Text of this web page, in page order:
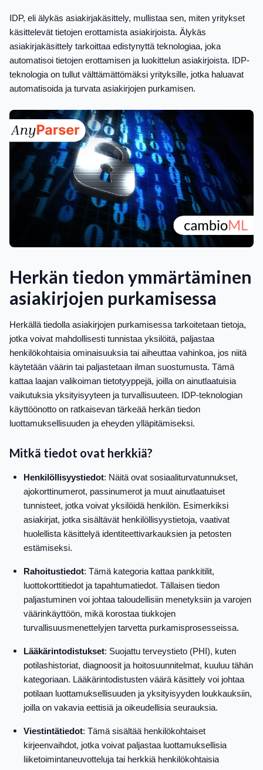
IDP, eli älykäs asiakirjakäsittely, mullistaa sen, miten yritykset
käsittelevät tietojen erottamista asiakirjoista. Älykäs
asiakirjakäsittely tarkoittaa edistynyttä teknologiaa, joka
automatisoi tietojen erottamisen ja luokittelun asiakirjoista. IDP-
teknologia on tullut välttämättömäksi yrityksille, jotka haluavat
automatisoida ja turvata asiakirjojen purkamisen.
Herkän tiedon ymmärtäminen
asiakirjojen purkamisessa
Herkällä tiedolla asiakirjojen purkamisessa tarkoitetaan tietoja,
jotka voivat mahdollisesti tunnistaa yksilöitä, paljastaa
henkilökohtaisia ominaisuuksia tai aiheuttaa vahinkoa, jos niitä
käytetään väärin tai paljastetaan ilman suostumusta. Tämä
kattaa laajan valikoiman tietotyyppejä, joilla on ainutlaatuisia
vaikutuksia yksityisyyteen ja turvallisuuteen. IDP-teknologian
käyttöönotto on ratkaisevan tärkeää herkän tiedon
luottamuksellisuuden ja eheyden ylläpitämiseksi.
Mitkä tiedot ovat herkkiä?
Henkilöllisyystiedot: Näitä ovat sosiaaliturvatunnukset,
ajokorttinumerot, passinumerot ja muut ainutlaatuiset
tunnisteet, jotka voivat yksilöidä henkilön. Esimerkiksi
asiakirjat, jotka sisältävät henkilöllisyystietoja, vaativat
huolellista käsittelyä identiteettivarkauksien ja petosten
estämiseksi.
Rahoitustiedot: Tämä kategoria kattaa pankkitilit,
luottokorttitiedot ja tapahtumatiedot. Tällaisen tiedon
paljastuminen voi johtaa taloudellisiin menetyksiin ja varojen
väärinkäyttöön, mikä korostaa tiukkojen
turvallisuusmenettelyjen tarvetta purkamisprosesseissa.
Lääkärintodistukset: Suojattu terveystieto (PHI), kuten
potilashistoriat, diagnoosit ja hoitosuunnitelmat, kuuluu tähän
kategoriaan. Lääkärintodistusten väärä käsittely voi johtaa
potilaan luottamuksellisuuden ja yksityisyyden loukkauksiin,
joilla on vakavia eettisiä ja oikeudellisia seurauksia.
Viestintätiedot: Tämä sisältää henkilökohtaiset
kirjeenvaihdot, jotka voivat paljastaa luottamuksellisia
liiketoimintaneuvotteluja tai herkkiä henkilökohtaisia